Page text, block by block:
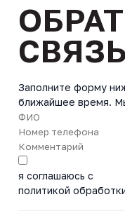
СВЯЗЬ
Заполните форму
ближайшее время.
я соглашаюсь с
политикой